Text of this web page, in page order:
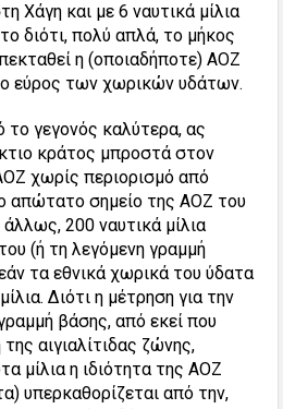
Χάγη και με 6 ναυτικά μίλια
διότι, πολύ απλά, το μήκος
η (οποιαδήποτε) ΑΟΖ
εύρος των χωρικών υδάτων.
το γεγονός καλύτερα, ας
κράτος μπροστά στον
χωρίς περιορισμό από
απώτατο σημείο της ΑΟΖ του
200 ναυτικά μίλια
(ή τη λεγόμενη γραμμή
τα εθνικά χωρικά του ύδατα
Διότι η μέτρηση για την
βάσης, από εκεί που
αιγιαλίτιδας ζώνης,
μίλια η ιδιότητα της ΑΟΖ
υπερκαθορίζεται από την,